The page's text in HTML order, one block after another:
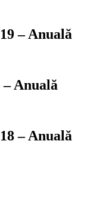
– Anuală
– Anuală
– Anuală